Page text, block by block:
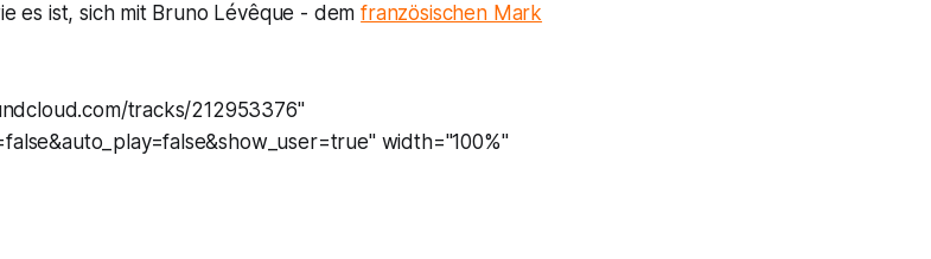
es ist, sich mit Bruno Lévêque - demfranzösischen Mark
tracks/212953376"
width="100%"